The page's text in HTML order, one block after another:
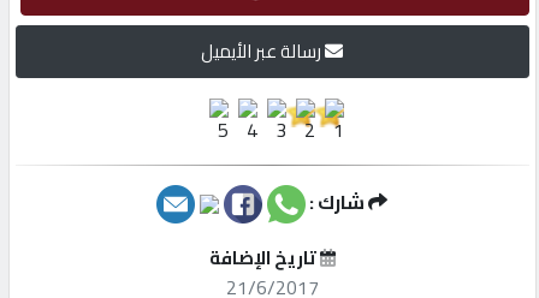
رسالة عبر الأيميل
شارك :
تاريخ الإضافة
21/6/2017